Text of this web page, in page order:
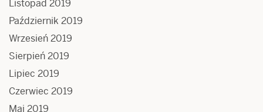
Listopad 2019
Październik 2019
Wrzesień 2019
Sierpień 2019
Lipiec 2019
Czerwiec 2019
Maj 2019